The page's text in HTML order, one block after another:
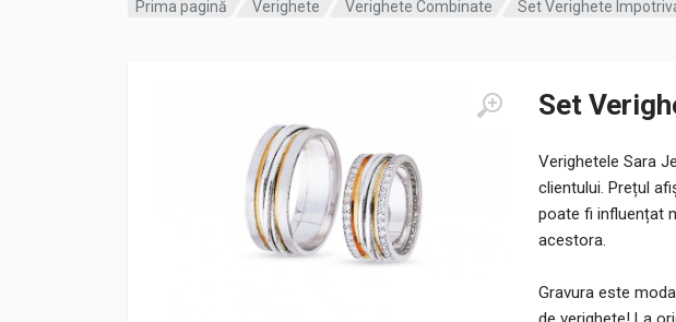
Prima pagină Verighete Verighete Combinate Set Verighete
Set
Verighetele Sara
clientului. Prețul
poate fi influențat
acestora.
Gravura este